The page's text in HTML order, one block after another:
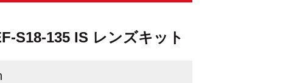
S18-135 IS レンズキット